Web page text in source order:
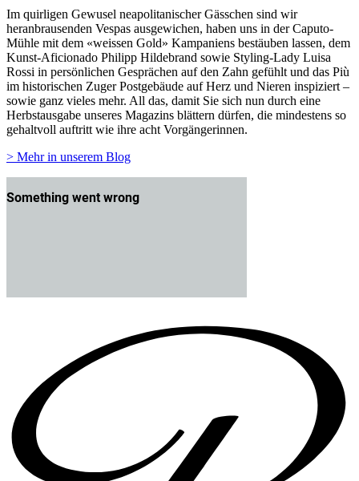
Im quirligen Gewusel neapolitanischer Gässchen sind wir
heranbrausenden Vespas ausgewichen, haben uns in der Caputo-
Mühle mit dem «weissen Gold» Kampaniens bestäuben lassen, dem
Kunst-Aficionado Philipp Hildebrand sowie Styling-Lady Luisa
Rossi in persönlichen Gesprächen auf den Zahn gefühlt und das Più
im historischen Zuger Postgebäude auf Herz und Nieren inspiziert –
sowie ganz vieles mehr. All das, damit Sie sich nun durch eine
Herbstausgabe unseres Magazins blättern dürfen, die mindestens so
gehaltvoll auftritt wie ihre acht Vorgängerinnen.
> Mehr in unserem Blog